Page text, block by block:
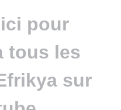
pour
tous les
sur